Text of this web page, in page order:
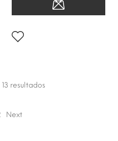
resultados
Next